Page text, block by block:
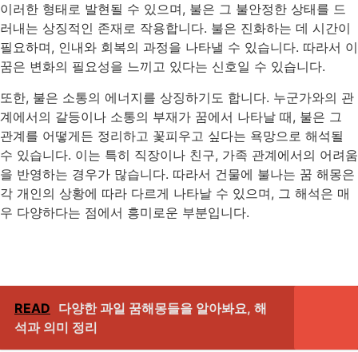
이러한 형태로 발현될 수 있으며, 불은 그 불안정한 상태를 드
러내는 상징적인 존재로 작용합니다. 불은 진화하는 데 시간이
필요하며, 인내와 회복의 과정을 나타낼 수 있습니다. 따라서 이
꿈은 변화의 필요성을 느끼고 있다는 신호일 수 있습니다.
또한, 불은 소통의 에너지를 상징하기도 합니다. 누군가와의 관
계에서의 갈등이나 소통의 부재가 꿈에서 나타날 때, 불은 그
관계를 어떻게든 정리하고 꽃피우고 싶다는 욕망으로 해석될
수 있습니다. 이는 특히 직장이나 친구, 가족 관계에서의 어려움
을 반영하는 경우가 많습니다. 따라서 건물에 불나는 꿈 해몽은
각 개인의 상황에 따라 다르게 나타날 수 있으며, 그 해석은 매
우 다양하다는 점에서 흥미로운 부분입니다.
READ 다양한 과일 꿈해몽들을 알아봐요, 해
석과 의미 정리